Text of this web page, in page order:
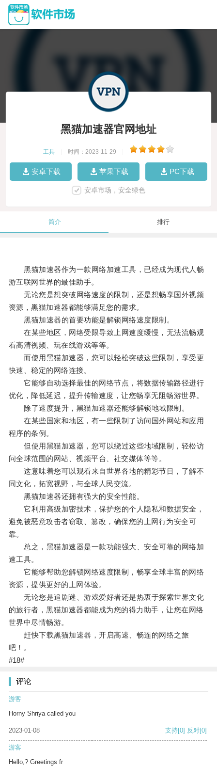
黑猫加速器官网地址
工具 时间：2023-11-29
安卓下载 苹果下载 PC下载
安卓市场，安全绿色
简介 排行
黑猫加速器作为一款网络加速工具，已经成为现代人畅
游互联网世界的最佳助手。
无论您是想突破网络速度的限制，还是想畅享国外视频
资源，黑猫加速器都能够满足您的需求。
黑猫加速器的首要功能是解锁网络速度限制。
在某些地区，网络受限导致上网速度缓慢，无法流畅观
看高清视频、玩在线游戏等等。
而使用黑猫加速器，您可以轻松突破这些限制，享受更
快速、稳定的网络连接。
它能够自动选择最佳的网络节点，将数据传输路径进行
优化，降低延迟，提升传输速度，让您畅享无阻畅游世界。
除了速度提升，黑猫加速器还能够解锁地域限制。
在某些国家和地区，有一些限制了访问国外网站和应用
程序的条例。
但使用黑猫加速器，您可以绕过这些地域限制，轻松访
问全球范围的网站、视频平台、社交媒体等等。
这意味着您可以观看来自世界各地的精彩节目，了解不
同文化，拓宽视野，与全球人民交流。
黑猫加速器还拥有强大的安全性能。
它利用高级加密技术，保护您的个人隐私和数据安全，
避免被恶意攻击者窃取、篡改，确保您的上网行为安全可
靠。
总之，黑猫加速器是一款功能强大、安全可靠的网络加
速工具。
它能够帮助您解锁网络速度限制，畅享全球丰富的网络
资源，提供更好的上网体验。
无论您是追剧迷、游戏爱好者还是热衷于探索世界文化
的旅行者，黑猫加速器都能成为您的得力助手，让您在网络
世界中尽情畅游。
赶快下载黑猫加速器，开启高速、畅连的网络之旅
吧！。
#18#
评论
游客
Horny Shriya called you
2023-01-08 支持[0] 反对[0]
游客
Hello,? Greetings fr